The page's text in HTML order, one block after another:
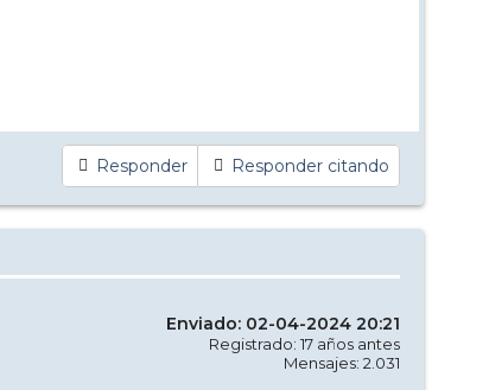
Responder Responder citando
Enviado: 02-04-2024 20:21
Registrado: 17 años antes
Mensajes: 2.031